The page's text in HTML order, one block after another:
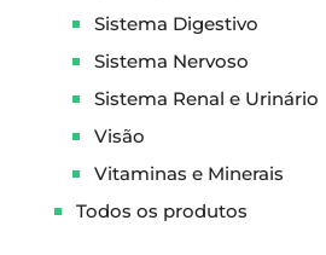
Sistema Digestivo
Sistema Nervoso
Sistema Renal e Urinário
Visão
Vitaminas e Minerais
Todos os produtos